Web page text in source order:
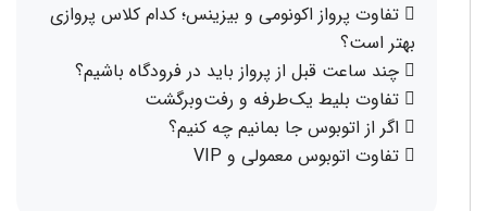
تفاوت پرواز اکونومی و بیزینس؛ کدام کلاس پروازی
بهتر است؟
چند ساعت قبل از پرواز باید در فرودگاه باشیم؟
تفاوت بلیط یک‌طرفه و رفت‌وبرگشت
اگر از اتوبوس جا بمانیم چه کنیم؟
تفاوت اتوبوس معمولی و VIP